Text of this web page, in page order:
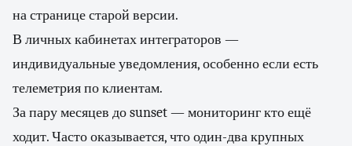
на странице старой версии.
В личных кабинетах интеграторов —
индивидуальные уведомления, особенно если есть
телеметрия по клиентам.
За пару месяцев до sunset — мониторинг кто ещё
ходит. Часто оказывается, что один-два крупных